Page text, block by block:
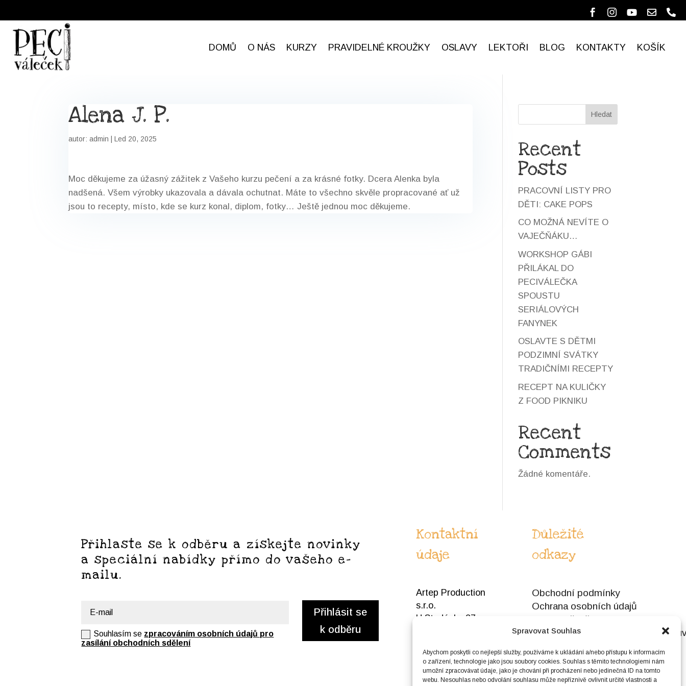
Spravovat Souhlas
Abychom poskytli co nejlepší služby, používáme k ukládání a/nebo přístupu k informacím
o zařízení, technologie jako jsou soubory cookies. Souhlas s těmito technologiemi nám
umožní zpracovávat údaje, jako je chování při procházení nebo jedinečná ID na tomto
webu. Nesouhlas nebo odvolání souhlasu může nepříznivě ovlivnit určité vlastnosti a
DOMŮ O NÁS KURZY PRAVIDELNÉ KROUŽKY OSLAVY LEKTOŘI BLOG KONTAKTY KOŠÍK
Alena J. P.
autor:admin |Led 20, 2025
Moc děku­jeme za úžas­ný zážitek z Vaše­ho kurzu pečení a za krás­né fotky. Dcera Alen­ka byla
nadšená. Všem výrobky uka­zo­vala a dávala ochut­nat. Máte to všech­no skvěle pro­pra­co­v­ané ať už
jsou to recep­ty, mís­to, kde se kurz kon­al, diplom, fotky… Ještě jed­nou moc děku­jeme.
Hledat
Recent
Posts
PRACOVNÍ LISTY PRO
DĚTI: CAKE POPS
CO MOŽNÁ NEVÍTE O
VAJEČŇÁKU…
WORKSHOP GÁBI
PŘILÁKAL DO
PECIVÁLEČKA
SPOUSTU
SERIÁLOVÝCH
FANYNEK
OSLAVTE S DĚTMI
PODZIMNÍ SVÁTKY
TRADIČNÍMI RECEPTY
RECEPT NA KULIČKY
Z FOOD PIKNIKU
Recent
Comments
Žádné komentáře.
Přihlaste se k odběru a získejte novinky
a speciální nabídky přímo do vašeho e-
mailu.
Souhlasím se zpracováním osobních údajů pro
zasílání obchodních sdělení
Přihlásit se
k odběru
Kontaktní
údaje
Artep Production
s.r.o.
U Studánky 27
IČO: 19865023
DIČ: CZ19865023
Důležité
odkazy
Obchodní podmínky
Ochrana osobních údajů
Reklamační řád
Formulář pro odstoupení od